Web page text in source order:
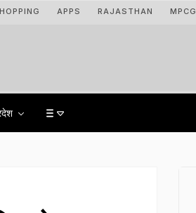
APPS RAJASTHAN MPCG